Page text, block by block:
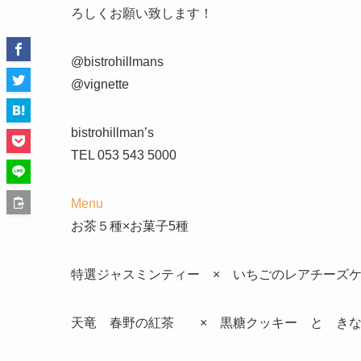
ろしくお願い致します！
@bistrohillmans
@vignette
bistrohillman’s
TEL 053 543 5000
Menu
お茶５種×お菓子5種
特選ジャスミンティー × いちごのレアチーズ
天竜 春野の紅茶 × 黒糖クッキー と きな